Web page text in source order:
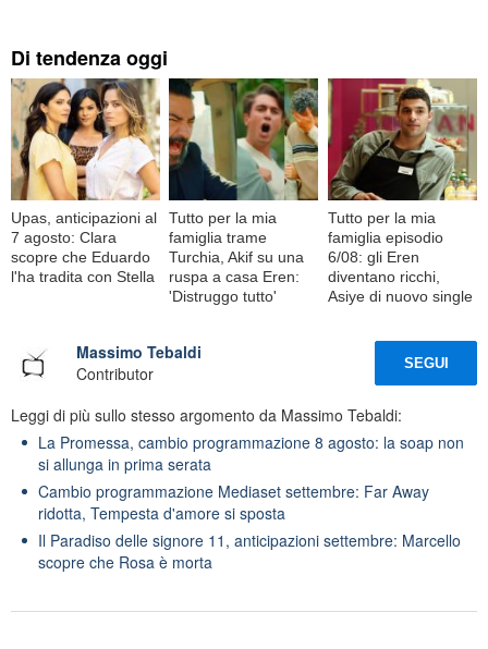
Di tendenza oggi
Upas, anticipazioni al
7 agosto: Clara
scopre che Eduardo
l'ha tradita con Stella
Tutto per la mia
famiglia trame
Turchia, Akif su una
ruspa a casa Eren:
'Distruggo tutto'
Tutto per la mia
famiglia episodio
6/08: gli Eren
diventano ricchi,
Asiye di nuovo single
Massimo Tebaldi
Contributor
SEGUI
Leggi di più sullo stesso argomento da Massimo Tebaldi:
La Promessa, cambio programmazione 8 agosto: la soap non
si allunga in prima serata
Cambio programmazione Mediaset settembre: Far Away
ridotta, Tempesta d'amore si sposta
Il Paradiso delle signore 11, anticipazioni settembre: Marcello
scopre che Rosa è morta